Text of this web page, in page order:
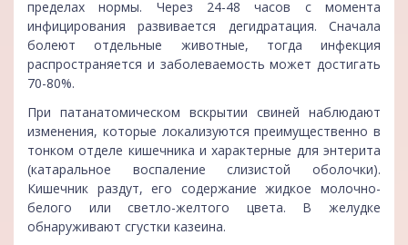
пределах нормы. Через 24-48 часов с момента
инфицирования развивается дегидратация. Сначала
болеют отдельные животные, тогда инфекция
распространяется и заболеваемость может достигать
70-80%.
При патанатомическом вскрытии свиней наблюдают
изменения, которые локализуются преимущественно в
тонком отделе кишечника и характерные для энтерита
(катаральное воспаление слизистой оболочки).
Кишечник раздут, его содержание жидкое молочно-
белого или светло-желтого цвета. В желудке
обнаруживают сгустки казеина.